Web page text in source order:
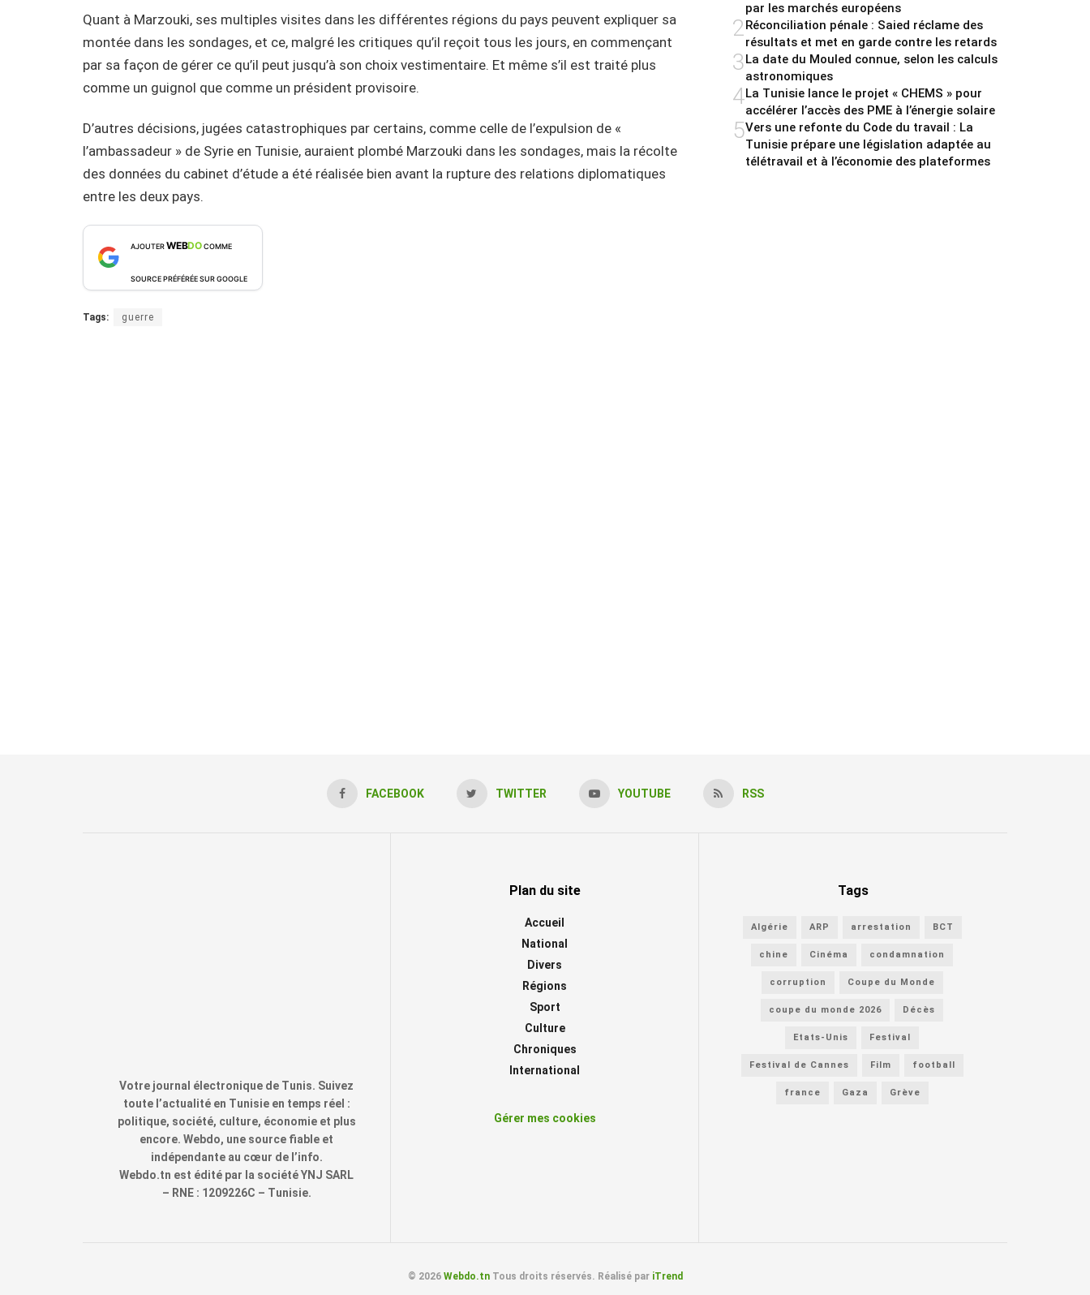
Quant à Marzouki, ses multiples visites dans les différentes régions du pays peuvent expliquer sa
montée dans les sondages, et ce, malgré les critiques qu’il reçoit tous les jours, en commençant
par sa façon de gérer ce qu’il peut jusqu’à son choix vestimentaire. Et même s’il est traité plus
comme un guignol que comme un président provisoire.
D’autres décisions, jugées catastrophiques par certains, comme celle de l’expulsion de «
l’ambassadeur » de Syrie en Tunisie, auraient plombé Marzouki dans les sondages, mais la récolte
des données du cabinet d’étude a été réalisée bien avant la rupture des relations diplomatiques
entre les deux pays.
AJOUTERWEBDOCOMME
SOURCE PRÉFÉRÉE SUR GOOGLE
Tags: guerre
par les marchés européens
2Réconciliation pénale : Saied réclame des
résultats et met en garde contre les retards
3La date du Mouled connue, selon les calculs
astronomiques
4La Tunisie lance le projet « CHEMS » pour
accélérer l’accès des PME à l’énergie solaire
5Vers une refonte du Code du travail : La
Tunisie prépare une législation adaptée au
télétravail et à l’économie des plateformes
FACEBOOK TWITTER YOUTUBE RSS
Votre journal électronique de Tunis. Suivez
toute l’actualité en Tunisie en temps réel :
politique, société, culture, économie et plus
encore. Webdo, une source fiable et
indépendante au cœur de l’info.
Webdo.tn est édité par la société YNJ SARL
– RNE : 1209226C – Tunisie.
Plan du site
Accueil
National
Divers
Régions
Sport
Culture
Chroniques
International
Gérer mes cookies
Tags
Algérie ARP arrestation BCT
chine Cinéma condamnation
corruption Coupe du Monde
coupe du monde 2026 Décès
Etats-Unis Festival
Festival de Cannes Film football
france Gaza Grève
© 2026 Webdo.tnTous droits réservés. Réalisé par iTrend